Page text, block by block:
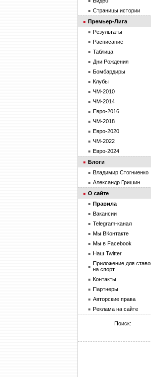
Страницы истории
Премьер-Лига
Результаты
Расписание
Таблица
Дни Рождения
Бомбардиры
Клубы
ЧМ-2010
ЧМ-2014
Евро-2016
ЧМ-2018
Евро-2020
ЧМ-2022
Евро-2024
Блоги
Владимир Стогниенко
Александр Гришин
О сайте
Правила
Вакансии
Telegram-канал
Мы ВКонтакте
Мы в Facebook
Наш Twitter
Приложение для
на спорт
Контакты
Партнеры
Авторские права
Реклама на сайте
Поиск: